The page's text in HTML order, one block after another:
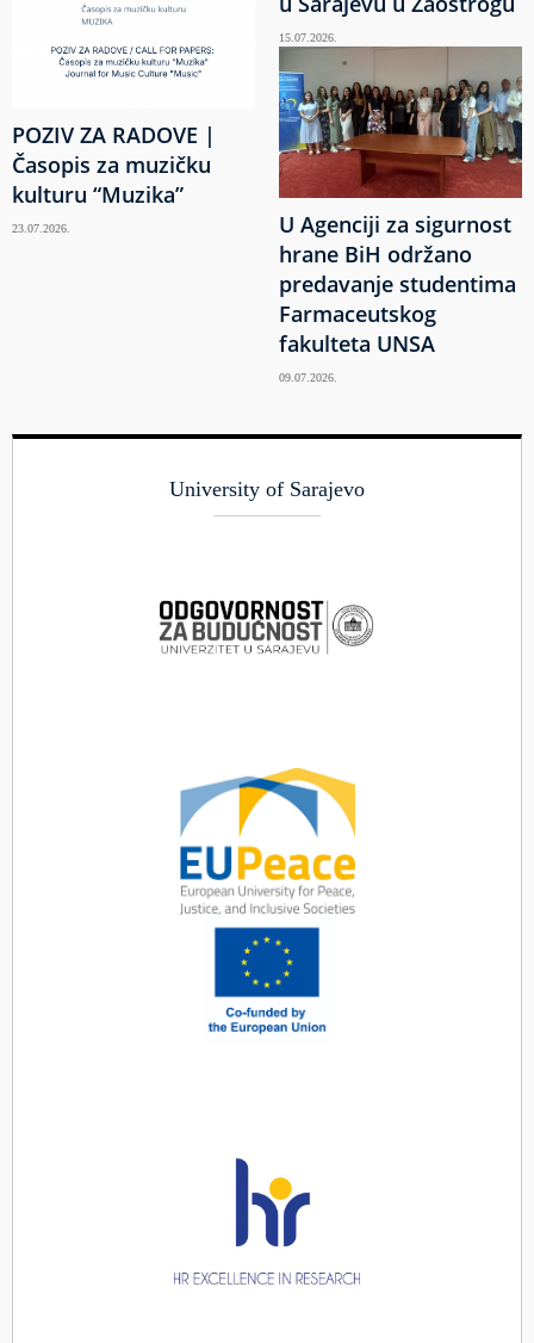
POZIV ZA RADOVE |
Časopis za muzičku
kulturu “Muzika”
23.07.2026.
15.07.2026.
U Agenciji za sigurnost
hrane BiH održano
predavanje studentima
Farmaceutskog
fakulteta UNSA
09.07.2026.
University of Sarajevo